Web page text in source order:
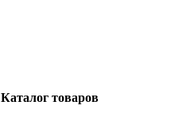
Каталог товаров